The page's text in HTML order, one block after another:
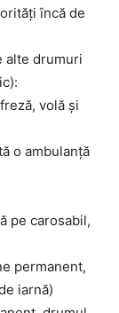
încă de
alte drumuri
volă și
o ambulanță
pe carosabil,
permanent,
iarnă)